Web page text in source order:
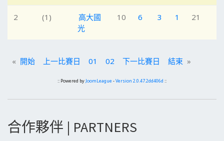
2 (1)
高大國
光
10 6 3 1 21
« 開始 上一比賽日 01 02 下一比賽日 結束 »
:: Powered by JoomLeague -Version 2.0.47.2dd406d ::
合作夥伴 | PARTNERS